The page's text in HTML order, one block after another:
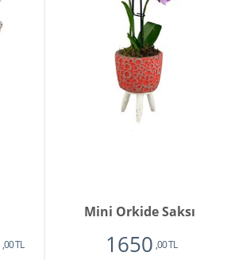
,00 TL
Mini Orkide Saksı
1650 ,00 TL